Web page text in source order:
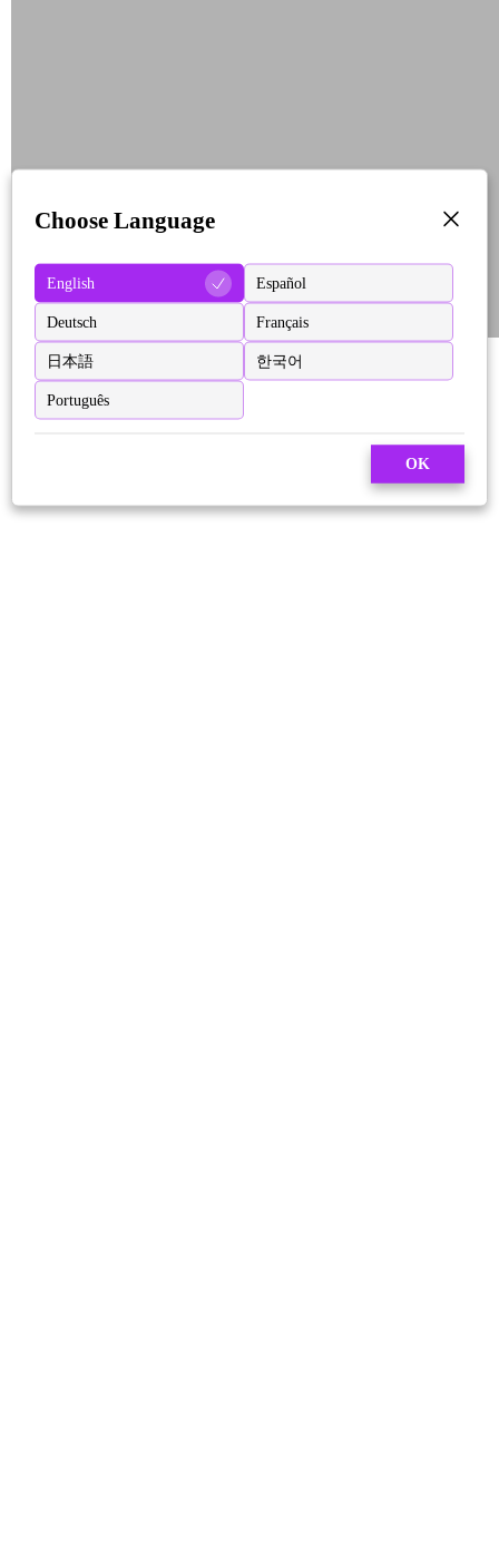
Choose Language
English Español
Deutsch Français
日本語 한국어
Português
OK